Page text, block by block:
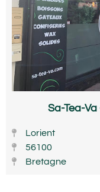
Sa-Tea-
Lorient
56100
Bretagne